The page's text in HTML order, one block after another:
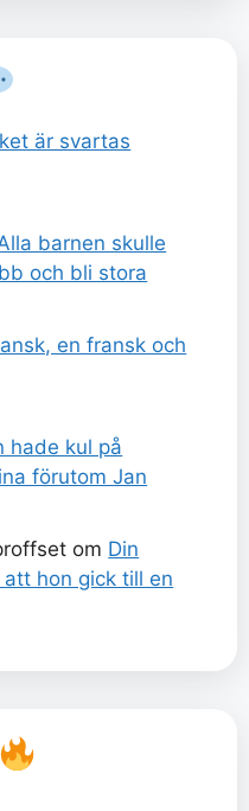
är svartas
barnen skulle
och bli stora
en fransk och
hade kul på
förutom Jan
om Din
hon gick till en